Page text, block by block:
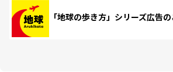
「地球の歩き方」シリーズ広告